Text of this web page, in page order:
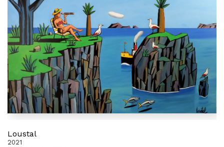
Loustal
2021